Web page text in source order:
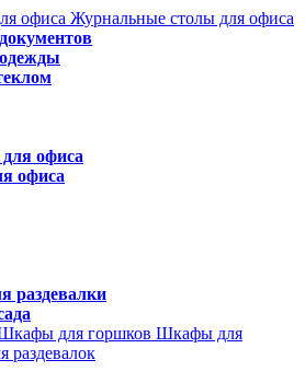
офиса Журнальные столы для офиса
офиса
офиса
раздевалки
для горшков Шкафы для
раздевалок